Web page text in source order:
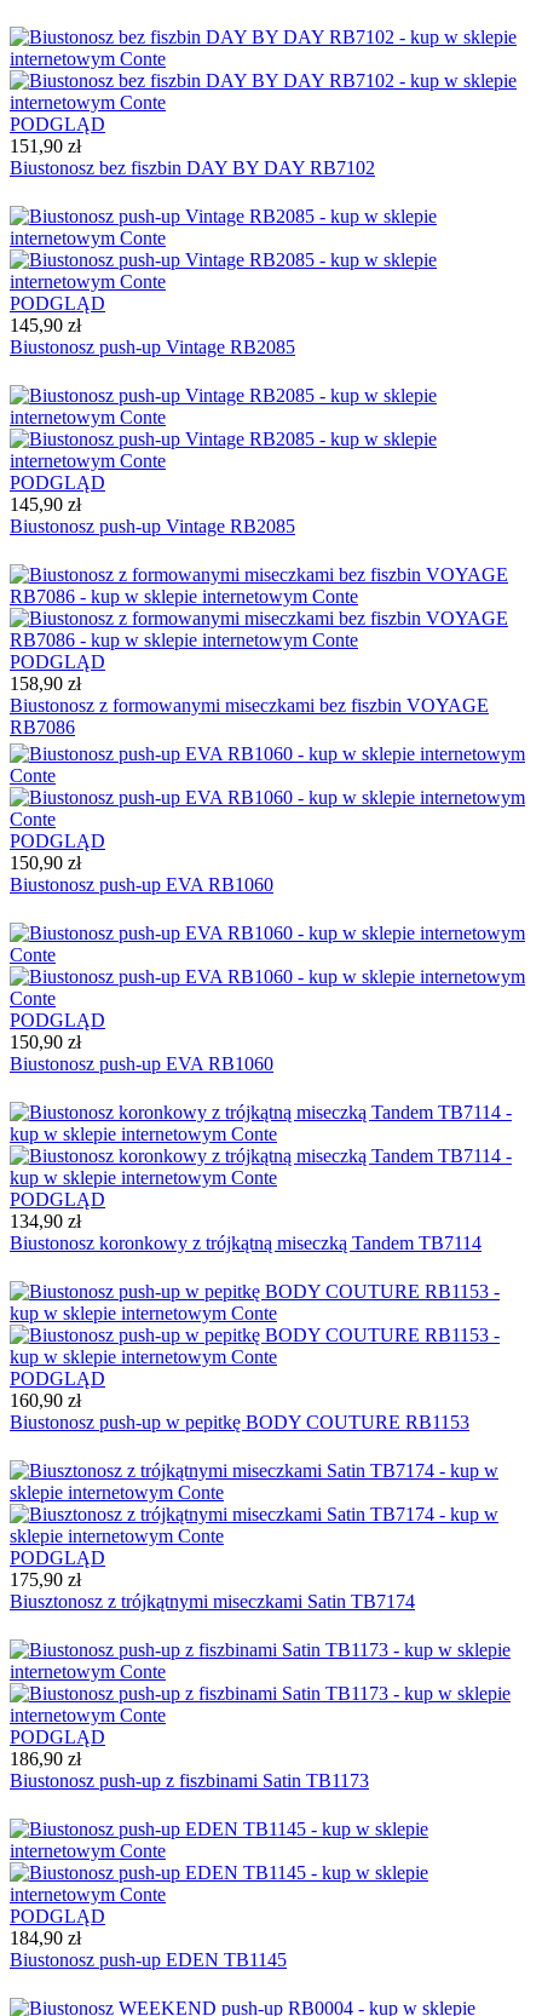
PODGLĄD
151,90 zł
Biustonosz bez fiszbin DAY BY DAY RB7102
PODGLĄD
145,90 zł
Biustonosz push-up Vintage RB2085
PODGLĄD
145,90 zł
Biustonosz push-up Vintage RB2085
PODGLĄD
158,90 zł
Biustonosz z formowanymi miseczkami bez fiszbin VOYAGE
RB7086
PODGLĄD
150,90 zł
Biustonosz push-up EVA RB1060
PODGLĄD
150,90 zł
Biustonosz push-up EVA RB1060
PODGLĄD
134,90 zł
Biustonosz koronkowy z trójkątną miseczką Tandem TB7114
PODGLĄD
160,90 zł
Biustonosz push-up w pepitkę BODY COUTURE RB1153
PODGLĄD
175,90 zł
Biusztonosz z trójkątnymi miseczkami Satin TB7174
PODGLĄD
186,90 zł
Biustonosz push-up z fiszbinami Satin TB1173
PODGLĄD
184,90 zł
Biustonosz push-up EDEN ТВ1145